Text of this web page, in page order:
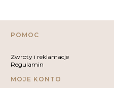
Linki w stopce
POMOC
Zwroty i reklamacje
Regulamin
MOJE KONTO